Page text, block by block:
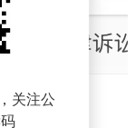
关注公